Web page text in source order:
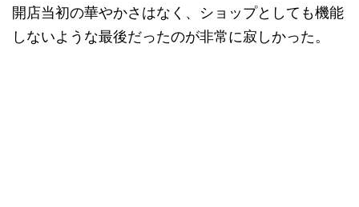
開店当初の華やかさはなく、ショップとしても機能
しないような最後だったのが非常に寂しかった。